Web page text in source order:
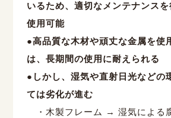
いるため、適切なメンテナンス
使用可能
●高品質な木材や頑丈な金属を使
は、長期間の使用に耐えられる
●しかし、湿気や直射日光などの
ては劣化が進む
・木製フレーム
→ 湿気による